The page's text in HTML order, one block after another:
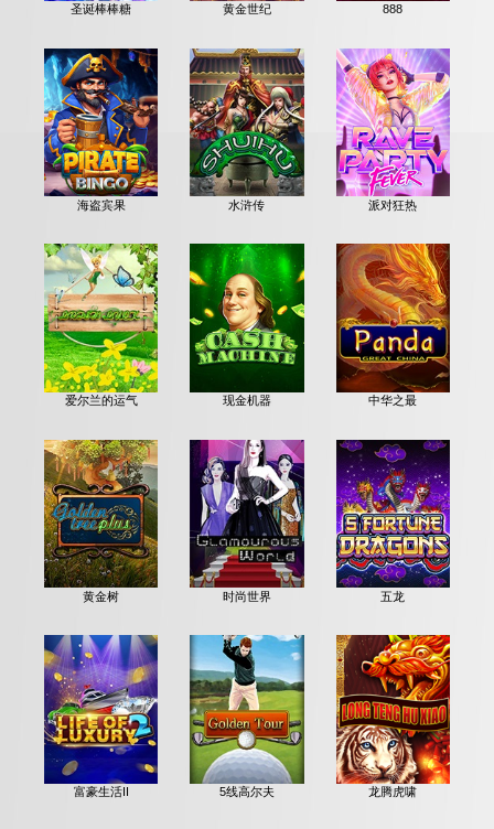
圣诞棒棒糖 黄金世纪 888
海盗宾果 水浒传 派对狂热
爱尔兰的运气 现金机器 中华之最
黄金树 时尚世界 五龙
富豪生活II 5线高尔夫 龙腾虎啸